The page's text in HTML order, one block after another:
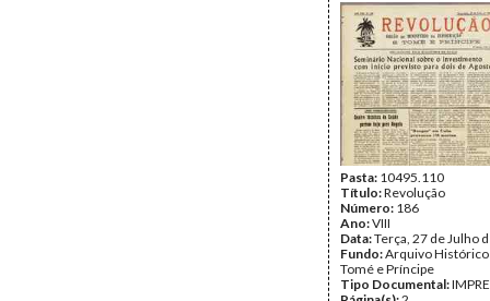
Pasta: 10495.110
Título:Revolução
Número: 186
Ano:VIII
Data:Terça, 27 de Julho
Fundo:Arquivo Histórico
Tomé e Príncipe
Tipo Documental: